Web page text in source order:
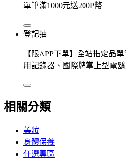
單筆滿1000元送200P幣
登記抽
【限APP下單】全站指定品
用記錄器、國際牌掌上型電
相關分類
美妝
身體保養
任選專區